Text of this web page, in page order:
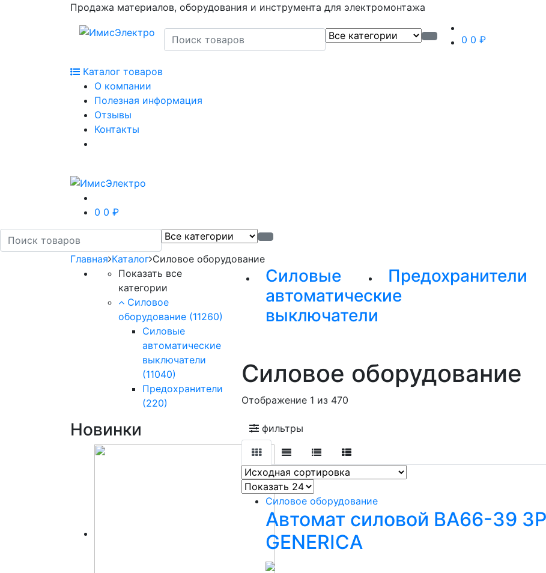
Продажа материалов, оборудования и инструмента для электромонтажа
0 0 ₽
Каталог товаров
О компании
Полезная информация
Отзывы
Контакты
0 0 ₽
Главная Каталог Силовое оборудование
Показать все
категории
Силовое
оборудование (11260)
Силовые
автоматические
выключатели
(11040)
Предохранители
(220)
Новинки
Силовые
автоматические
выключатели
Предохранители
Силовое оборудование
Отображение 1 из 470
фильтры
Силовое оборудование
Автомат силовой ВА66-39
GENERICA